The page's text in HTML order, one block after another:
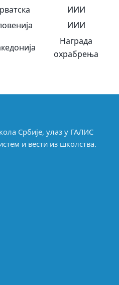
ИИИ
ИИИ
Награда
охрабрења
Србије, улаз у ГАЛИС
и вести из школства.